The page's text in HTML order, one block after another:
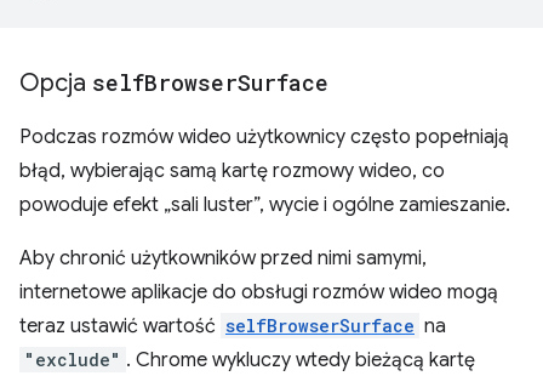
Opcja selfBrowserSurface
Podczas rozmów wideo użytkownicy często popełniają
błąd, wybierając samą kartę rozmowy wideo, co
powoduje efekt „sali luster”, wycie i ogólne zamieszanie.
Aby chronić użytkowników przed nimi samymi,
internetowe aplikacje do obsługi rozmów wideo mogą
teraz ustawić wartość selfBrowserSurface na
"exclude" . Chrome wykluczy wtedy bieżącą kartę